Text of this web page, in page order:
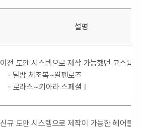
설명
이전 도안 시스템으로 제작 가능했던 코스튬
- 달밤 체조복~알펜로즈
- 로라스~키아라 스페셜 I
신규 도안 시스템으로 제작이 가능한 헤어들